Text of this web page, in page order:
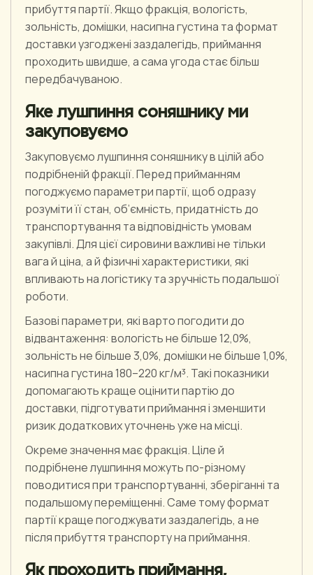
прибуття партії. Якщо фракція, вологість,
зольність, домішки, насипна густина та формат
доставки узгоджені заздалегідь, приймання
проходить швидше, а сама угода стає більш
передбачуваною.
Яке лушпиння соняшнику ми
закуповуємо
Закуповуємо лушпиння соняшнику в цілій або
подрібненій фракції. Перед прийманням
погоджуємо параметри партії, щоб одразу
розуміти її стан, об’ємність, придатність до
транспортування та відповідність умовам
закупівлі. Для цієї сировини важливі не тільки
вага й ціна, а й фізичні характеристики, які
впливають на логістику та зручність подальшої
роботи.
Базові параметри, які варто погодити до
відвантаження: вологість не більше 12,0%,
зольність не більше 3,0%, домішки не більше 1,0%,
насипна густина 180–220 кг/м³. Такі показники
допомагають краще оцінити партію до
доставки, підготувати приймання і зменшити
ризик додаткових уточнень уже на місці.
Окреме значення має фракція. Ціле й
подрібнене лушпиння можуть по-різному
поводитися при транспортуванні, зберіганні та
подальшому переміщенні. Саме тому формат
партії краще погоджувати заздалегідь, а не
після прибуття транспорту на приймання.
Як проходить приймання,